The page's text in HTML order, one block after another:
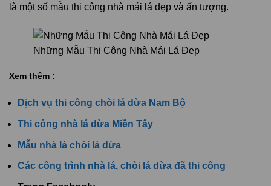
là một số mẫu thi công nhà mái lá đẹp và ấn tượng.
Những Mẫu Thi Công Nhà Mái Lá Đẹp
Xem thêm :
Dịch vụ thi công chòi lá dừa Nam Bộ
Thi công nhà lá dừa Miền Tây
Mẫu nhà lá chòi lá dừa
Các công trình nhà lá, chòi lá dừa đã thi công